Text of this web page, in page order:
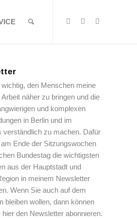
den Menschen meine
Arbeit näher zu bringen und die
und komplexen
in Berlin und im
verständlich zu machen. Dafür
Ende der Sitzungswochen
Bundestag die wichtigsten
aus der Hauptstadt und
in meinem Newsletter
Wenn Sie auch auf dem
bleiben wollen, dann können
hier den Newsletter abonnieren.